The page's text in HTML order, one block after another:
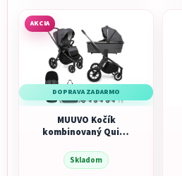
AKCIA
DOPRAVA ZADARMO
MUUVO Kočík
kombinovaný Quick
Skladom